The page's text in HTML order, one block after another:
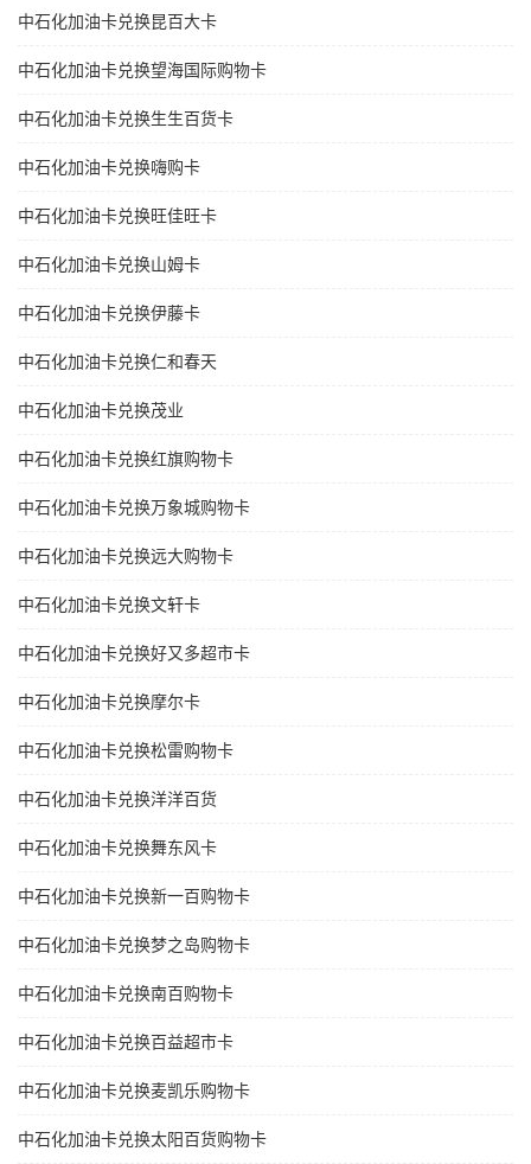
中石化加油卡兑换昆百大卡
中石化加油卡兑换望海国际购物卡
中石化加油卡兑换生生百货卡
中石化加油卡兑换嗨购卡
中石化加油卡兑换旺佳旺卡
中石化加油卡兑换山姆卡
中石化加油卡兑换伊藤卡
中石化加油卡兑换仁和春天
中石化加油卡兑换茂业
中石化加油卡兑换红旗购物卡
中石化加油卡兑换万象城购物卡
中石化加油卡兑换远大购物卡
中石化加油卡兑换文轩卡
中石化加油卡兑换好又多超市卡
中石化加油卡兑换摩尔卡
中石化加油卡兑换松雷购物卡
中石化加油卡兑换洋洋百货
中石化加油卡兑换舞东风卡
中石化加油卡兑换新一百购物卡
中石化加油卡兑换梦之岛购物卡
中石化加油卡兑换南百购物卡
中石化加油卡兑换百益超市卡
中石化加油卡兑换麦凯乐购物卡
中石化加油卡兑换太阳百货购物卡